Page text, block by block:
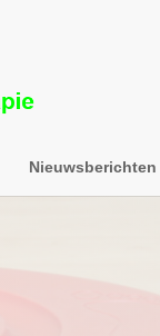
Nieuwsberichten